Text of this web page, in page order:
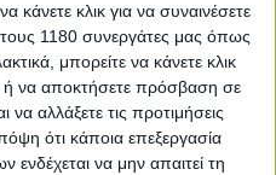
κλικ για να συναινέσετε
1180 συνεργάτες μας όπως
μπορείτε να κάνετε κλικ
ή να αποκτήσετε πρόσβαση σε
να αλλάξετε τις προτιμήσεις
ότι κάποια επεξεργασία
να μην απαιτεί τη